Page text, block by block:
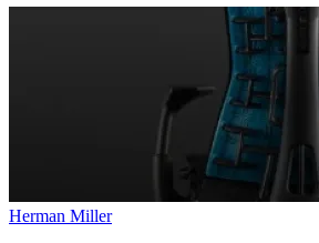
Herman Miller